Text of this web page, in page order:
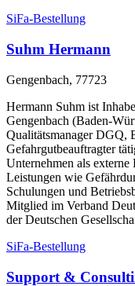
SiFa-Bestellung
Suhm Hermann
Gengenbach, 77723
Hermann Suhm ist
Gengenbach (Baden-
Qualitätsmanager DGQ,
Gefahrgutbeauftragter
Unternehmen als
Leistungen wie
Schulungen und
Mitglied im Verband
der Deutschen
SiFa-Bestellung
Support &